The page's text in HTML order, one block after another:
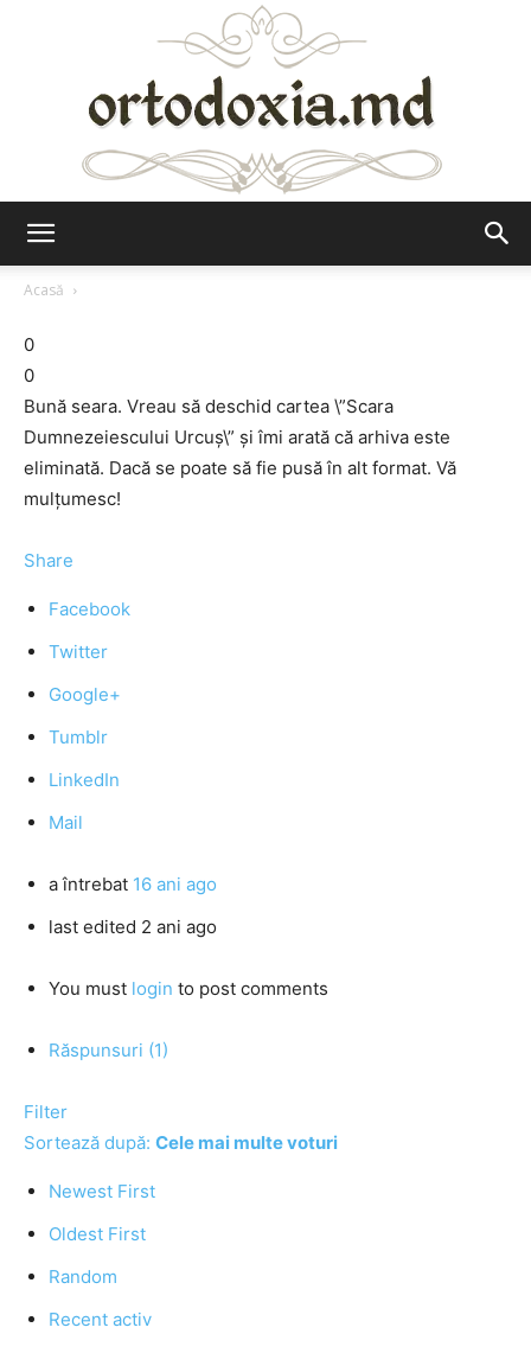
Acasă
0
0
Bună seara. Vreau să deschid cartea \”Scara
Dumnezeiescului Urcuş\” şi îmi arată că arhiva este
eliminată. Dacă se poate să fie pusă în alt format. Vă
mulţumesc!
Share
Facebook
Twitter
Google+
Tumblr
LinkedIn
Mail
a întrebat 16 ani ago
last edited 2 ani ago
You must login to post comments
Răspunsuri (1)
Filter
Sortează după: Cele mai multe voturi
Newest First
Oldest First
Random
Recent activ